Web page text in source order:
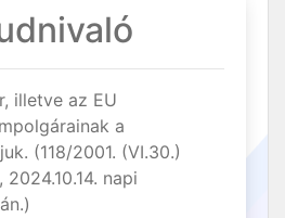
illetve az EU
a
(118/2001. (VI.30.)
napi